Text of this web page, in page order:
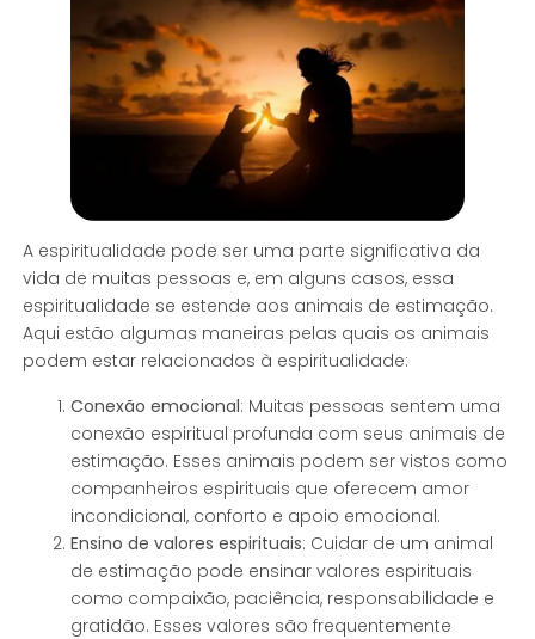
A espiritualidade pode ser uma parte significativa da
vida de muitas pessoas e, em alguns casos, essa
espiritualidade se estende aos animais de estimação.
Aqui estão algumas maneiras pelas quais os animais
podem estar relacionados à espiritualidade:
Conexão emocional: Muitas pessoas sentem uma
conexão espiritual profunda com seus animais de
estimação. Esses animais podem ser vistos como
companheiros espirituais que oferecem amor
incondicional, conforto e apoio emocional.
Ensino de valores espirituais: Cuidar de um animal
de estimação pode ensinar valores espirituais
como compaixão, paciência, responsabilidade e
gratidão. Esses valores são frequentemente